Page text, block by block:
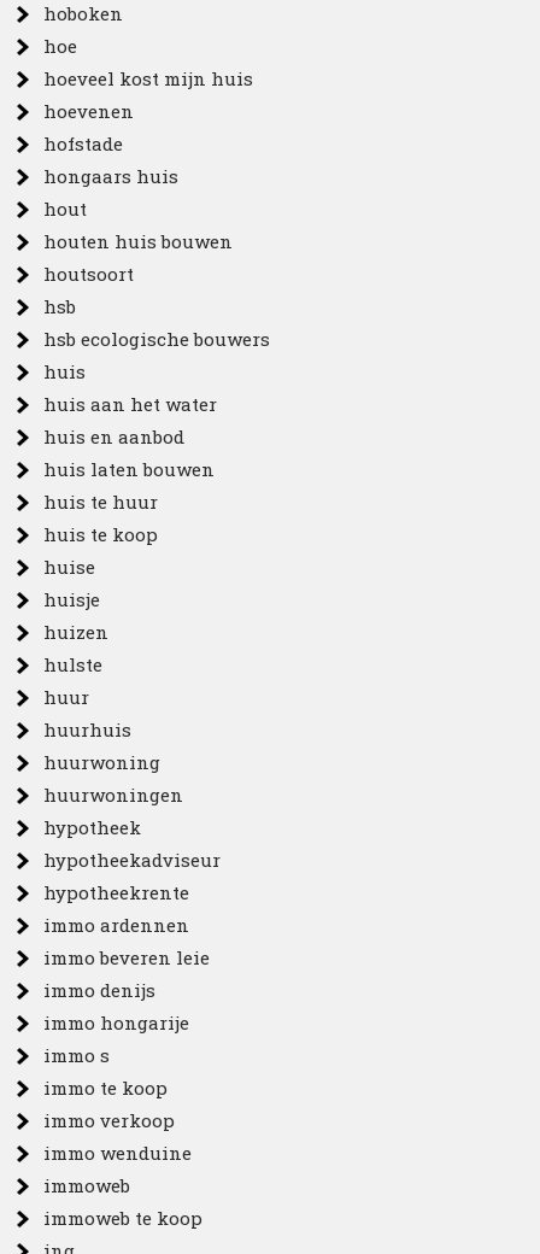
hoboken
hoe
hoeveel kost mijn huis
hoevenen
hofstade
hongaars huis
hout
houten huis bouwen
houtsoort
hsb
hsb ecologische bouwers
huis
huis aan het water
huis en aanbod
huis laten bouwen
huis te huur
huis te koop
huise
huisje
huizen
hulste
huur
huurhuis
huurwoning
huurwoningen
hypotheek
hypotheekadviseur
hypotheekrente
immo ardennen
immo beveren leie
immo denijs
immo hongarije
immo s
immo te koop
immo verkoop
immo wenduine
immoweb
immoweb te koop